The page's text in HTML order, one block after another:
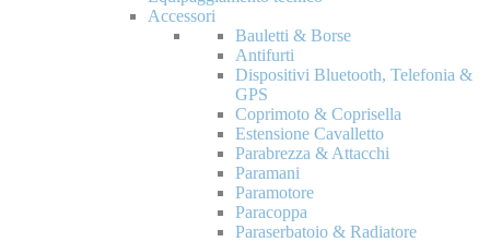
Accessori
Bauletti & Borse
Antifurti
Dispositivi Bluetooth, Telefonia &
GPS
Coprimoto & Coprisella
Estensione Cavalletto
Parabrezza & Attacchi
Paramani
Paramotore
Paracoppa
Paraserbatoio & Radiatore